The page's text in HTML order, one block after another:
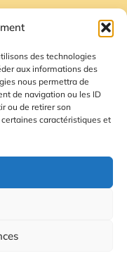
des technologies
aux informations des
nous permettra de
de navigation ou les ID
ou de retirer son
caractéristiques et
Plan du site